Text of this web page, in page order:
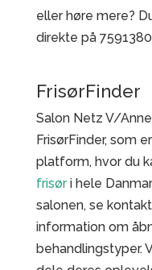
eller høre mere?
direkte på
FrisørFinder
Salon Netz V/
FrisørFinder, som
platform, hvor du
frisøri hele
salonen, se
information om
behandlingstyper.